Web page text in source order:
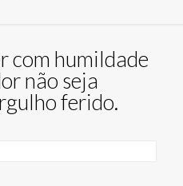
com humildade
não seja
ferido.